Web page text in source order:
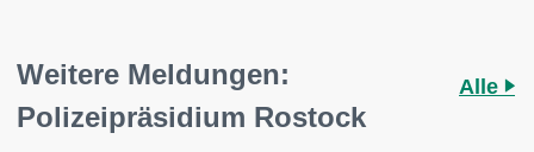
Weitere Meldungen:
Polizeipräsidium Rostock
Alle